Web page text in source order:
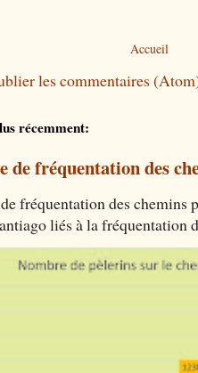
Accueil
les commentaires
récemment:
de fréquentation des
fréquentation des chemins
liés à la fréquentation